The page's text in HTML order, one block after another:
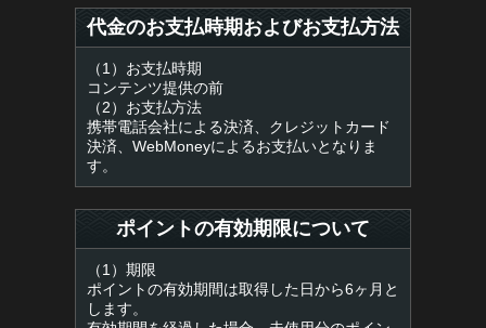
代金のお支払時期およびお支払方法
（1）お支払時期
コンテンツ提供の前
（2）お支払方法
携帯電話会社による決済、クレジットカード
決済、WebMoneyによるお支払いとなりま
す。
ポイントの有効期限について
（1）期限
ポイントの有効期間は取得した日から6ヶ月と
します。